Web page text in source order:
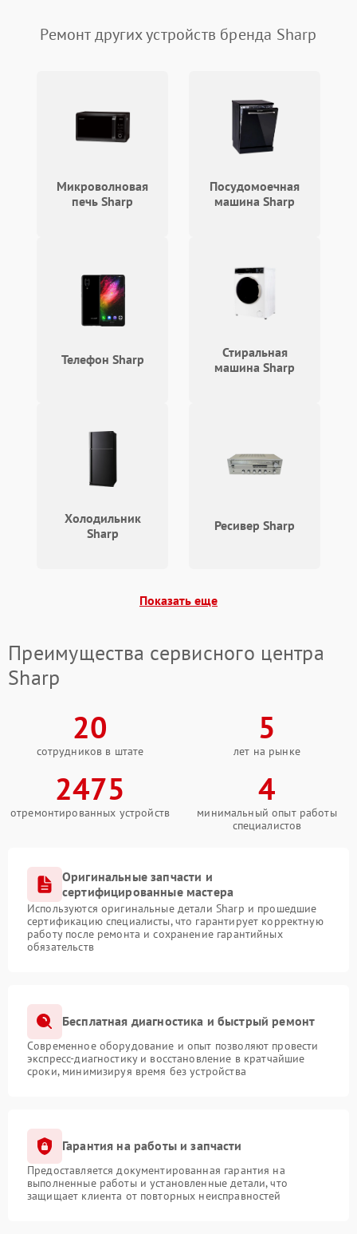
Сеть и подключения
Ремонт других устройств бренда Sharp
Микроволновая
печь Sharp
Посудомоечная
машина Sharp
Телефон Sharp
Стиральная
машина Sharp
Холодильник
Sharp
Ресивер Sharp
Показать еще
Преимущества сервисного центра
Sharp
20
сотрудников в штате
5
лет на рынке
2475
отремонтированных устройств
4
минимальный опыт работы
специалистов
Оригинальные запчасти и
сертифицированные мастера
Используются оригинальные детали Sharp и прошедшие
сертификацию специалисты, что гарантирует корректную
работу после ремонта и сохранение гарантийных
обязательств
Бесплатная диагностика и быстрый ремонт
Современное оборудование и опыт позволяют провести
экспресс-диагностику и восстановление в кратчайшие
сроки, минимизируя время без устройства
Гарантия на работы и запчасти
Предоставляется документированная гарантия на
выполненные работы и установленные детали, что
защищает клиента от повторных неисправностей